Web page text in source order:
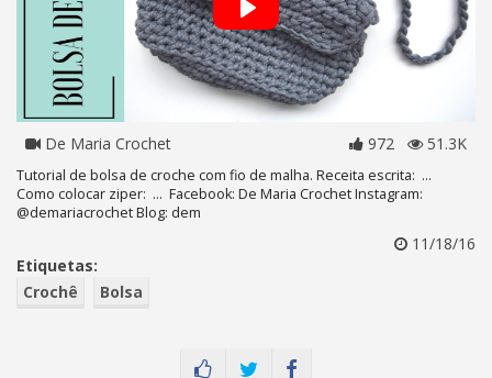
De Maria Crochet 972 51.3K
Tutorial de bolsa de croche com fio de malha. Receita escrita: ...
Como colocar ziper: ... Facebook: De Maria Crochet Instagram:
@demariacrochet Blog: dem
11/18/16
Etiquetas:
Crochê
Bolsa